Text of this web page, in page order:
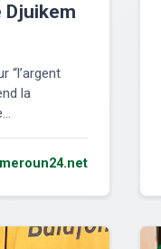
Djuikem
“l’argent
la